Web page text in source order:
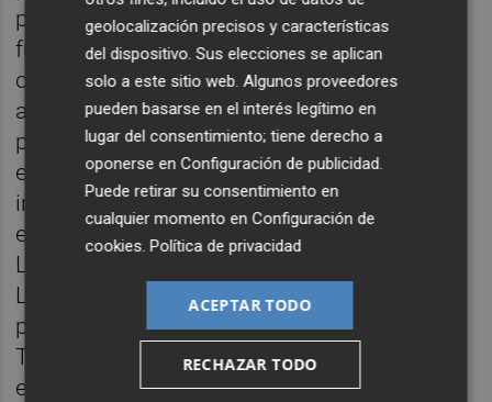
papel de supremo defensor de los derechos
fundamentales, además del papel de
controlador ordinario de la legalidad de la
actuación del Gobierno. De esta manera, a
pesar de la inexistencia de una constitución,
en el sentido tradicional del término, e,
incluso de la inexistencia de una carta
exhaustiva de derechos fundamentales (la
Ley Básica sobre la Dignidad Humana y la
Libertad, de 1992, cumple en parte ese
papel), la jurisprudencia constructiva del
Tribunal Supremo ha configurado la
estructura propia de un estado de derecho.
geolocalización precisos y características
del dispositivo. Sus elecciones se aplican
solo a este sitio web. Algunos proveedores
pueden basarse en el interés legítimo en
lugar del consentimiento; tiene derecho a
oponerse enConfiguración de publicidad.
Puede retirar su consentimiento en
cualquier momento enConfiguración de
cookies.Política de privacidad
ACEPTAR TODO
RECHAZAR TODO